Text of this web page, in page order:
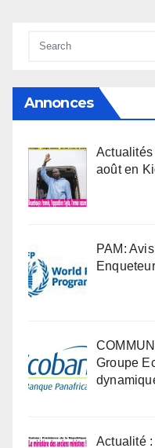
Annonces
août en
PAM:
Groupe
Actualité :